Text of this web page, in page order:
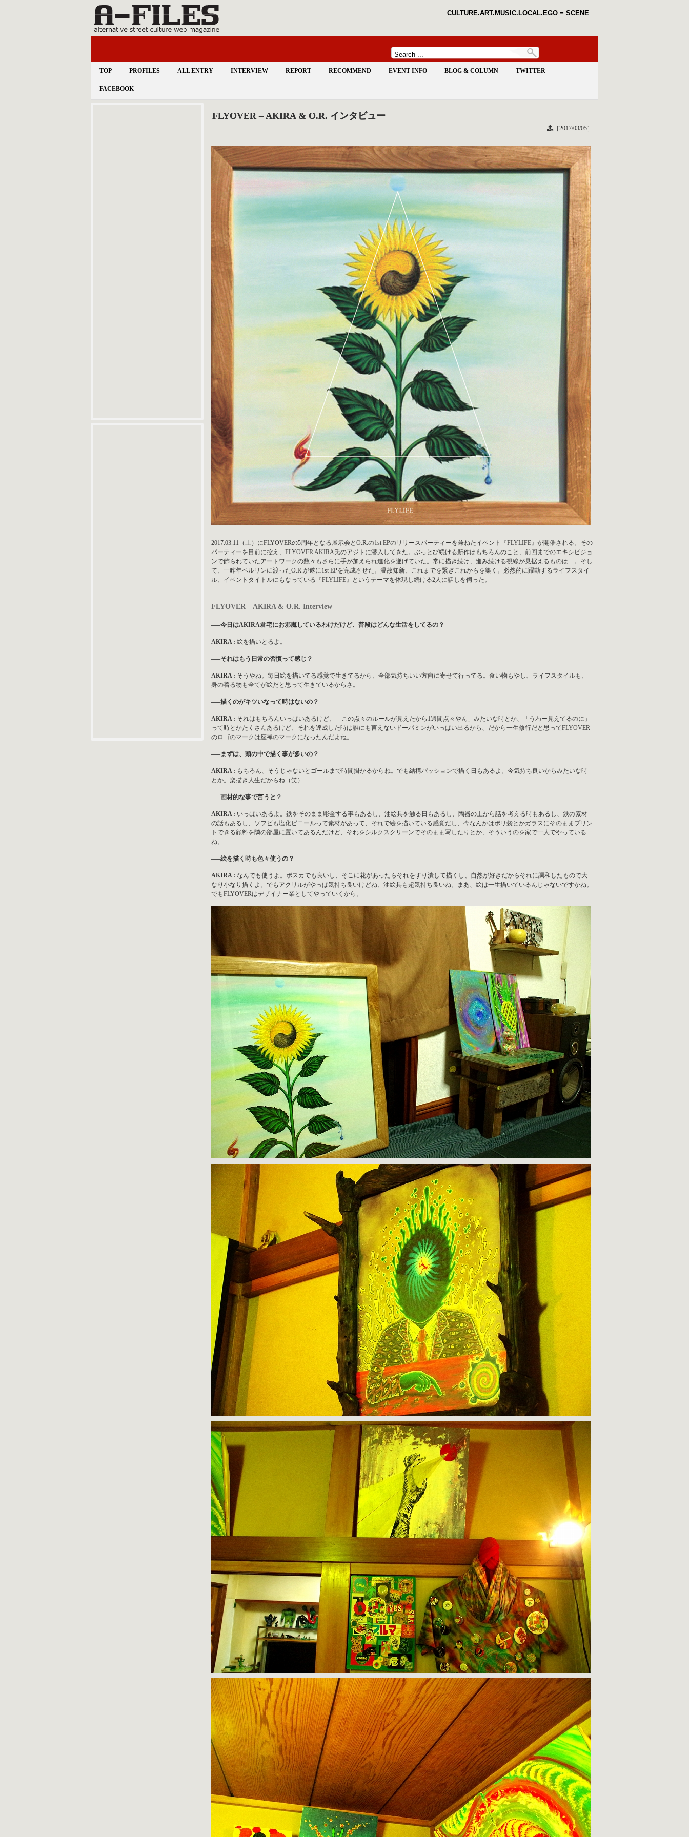
CULTURE.ART.MUSIC.LOCAL.EGO = SCENE
TOP PROFILES ALL ENTRY INTERVIEW REPORT RECOMMEND EVENT INFO BLOG & COLUMN TWITTER
FACEBOOK
FLYOVER – AKIRA & O.R. インタビュー
［2017/03/05］
2017.03.11（土）にFLYOVERの5周年となる展示会とO.R.の1st EPのリリースパーティーを兼ねたイベント『FLYLIFE』が開催される。その
パーティーを目前に控え、FLYOVER AKIRA氏のアジトに潜入してきた。ぶっとび続ける新作はもちろんのこと、前回までのエキシビジョ
ンで飾られていたアートワークの数々もさらに手が加えられ進化を遂げていた。常に描き続け、進み続ける視線が見据えるものは…。そし
て、一昨年ベルリンに渡ったO.R.が遂に1st EPを完成させた。温故知新、これまでを繋ぎこれからを築く。必然的に躍動するライフスタイ
ル、イベントタイトルにもなっている『FLYLIFE』というテーマを体現し続ける2人に話しを伺った。
FLYOVER – AKIRA & O.R. Interview
—–今日はAKIRA君宅にお邪魔しているわけだけど、普段はどんな生活をしてるの？
AKIRA : 絵を描いとるよ。
—–それはもう日常の習慣って感じ？
AKIRA : そうやね。毎日絵を描いてる感覚で生きてるから、全部気持ちいい方向に寄せて行ってる。食い物もやし、ライフスタイルも、
身の着る物も全てが絵だと思って生きているからさ。
—–描くのがキツいなって時はないの？
AKIRA : それはもちろんいっぱいあるけど、「この点々のルールが見えたから1週間点々やん」みたいな時とか、「うわー見えてるのに」
って時とかたくさんあるけど、それを達成した時は誰にも言えないドーパミンがいっぱい出るから、だから一生修行だと思ってFLYOVER
のロゴのマークは座禅のマークになったんだよね。
—–まずは、頭の中で描く事が多いの？
AKIRA : もちろん、そうじゃないとゴールまで時間掛かるからね。でも結構パッションで描く日もあるよ。今気持ち良いからみたいな時
とか。楽描き人生だからね（笑）
—–画材的な事で言うと？
AKIRA : いっぱいあるよ。鉄をそのまま彫金する事もあるし、油絵具を触る日もあるし、陶器の土から話を考える時もあるし、鉄の素材
の話もあるし、ソフビも塩化ビニールって素材があって、それで絵を描いている感覚だし、今なんかはポリ袋とかガラスにそのままプリン
トできる顔料を隣の部屋に置いてあるんだけど、それをシルクスクリーンでそのまま写したりとか、そういうのを家で一人でやっている
ね。
—–絵を描く時も色々使うの？
AKIRA : なんでも使うよ。ポスカでも良いし、そこに花があったらそれをすり潰して描くし、自然が好きだからそれに調和したもので大
なり小なり描くよ。でもアクリルがやっぱ気持ち良いけどね、油絵具も超気持ち良いね。まあ、絵は一生描いているんじゃないですかね。
でもFLYOVERはデザイナー業としてやっていくから。